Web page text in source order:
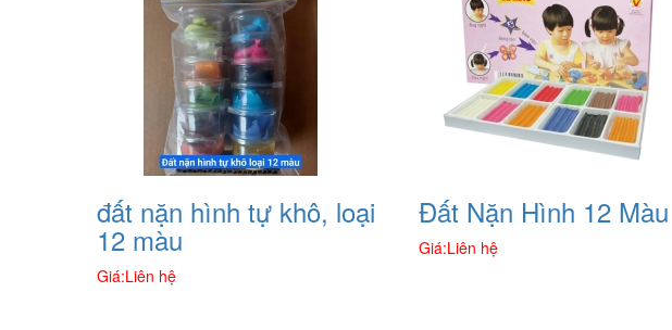
đất nặn hình tự khô, loại
12 màu
Giá:Liên hệ
Đất Nặn Hình 12 Màu
Giá:Liên hệ